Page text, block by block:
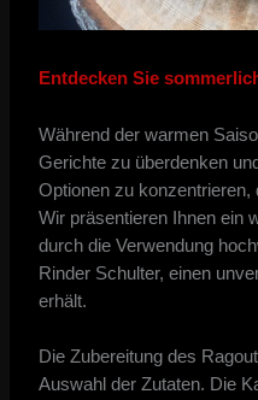
Entdecken Sie
Während der warmen
Gerichte zu überdenken
Optionen zu konzentrieren,
Wir präsentieren Ihnen ein
durch die Verwendung
Rinder Schulter, einen
erhält.
Die Zubereitung des
Auswahl der Zutaten. Die